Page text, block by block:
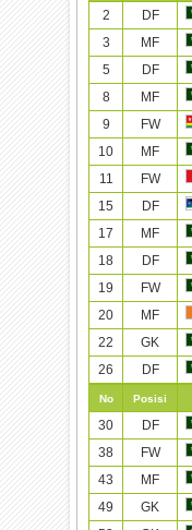
2 DF
3
MF
5
DF
8
MF
9
FW
10
MF
11
FW
15
DF
17
MF
18
DF
19
FW
20
MF
22
GK
26
DF
No Posisi
30 DF
38
FW
43
MF
49
GK